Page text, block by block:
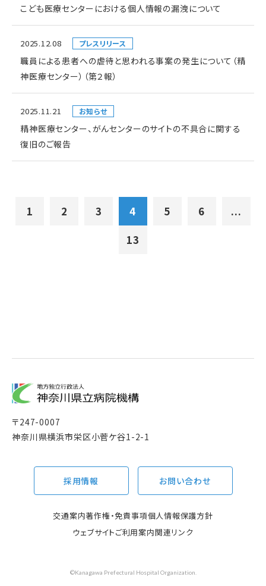
こども医療センターにおける個人情報の漏洩について
2025.12.08 プレスリリース
職員による患者への虐待と思われる事案の発生について（精
神医療センター）（第２報）
2025.11.21 お知らせ
精神医療センター、がんセンターのサイトの不具合に関する
復旧のご報告
1 2 3 4 5 6
...
13
〒247-0007
神奈川県横浜市栄区小菅ケ谷1-2-1
©Kanagawa Prefectural Hospital Organization.
採用情報 お問い合わせ
交通案内著作権・免責事項個人情報保護方針
ウェブサイトご利用案内関連リンク